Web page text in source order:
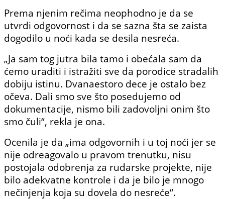
Prema njenim rečima neophodno je da se
utvrdi odgovornost i da se sazna šta se zaista
dogodilo u noći kada se desila nesreća.
„Ja sam tog jutra bila tamo i obećala sam da
ćemo uraditi i istražiti sve da porodice stradalih
dobiju istinu. Dvanaestoro dece je ostalo bez
očeva. Dali smo sve što posedujemo od
dokumentacije, nismo bili zadovoljni onim što
smo čuli“, rekla je ona.
Ocenila je da „ima odgovornih i u toj noći jer se
nije odreagovalo u pravom trenutku, nisu
postojala odobrenja za rudarske projekte, nije
bilo adekvatne kontrole i da je bilo je mnogo
nečinjenja koja su dovela do nesreće“.